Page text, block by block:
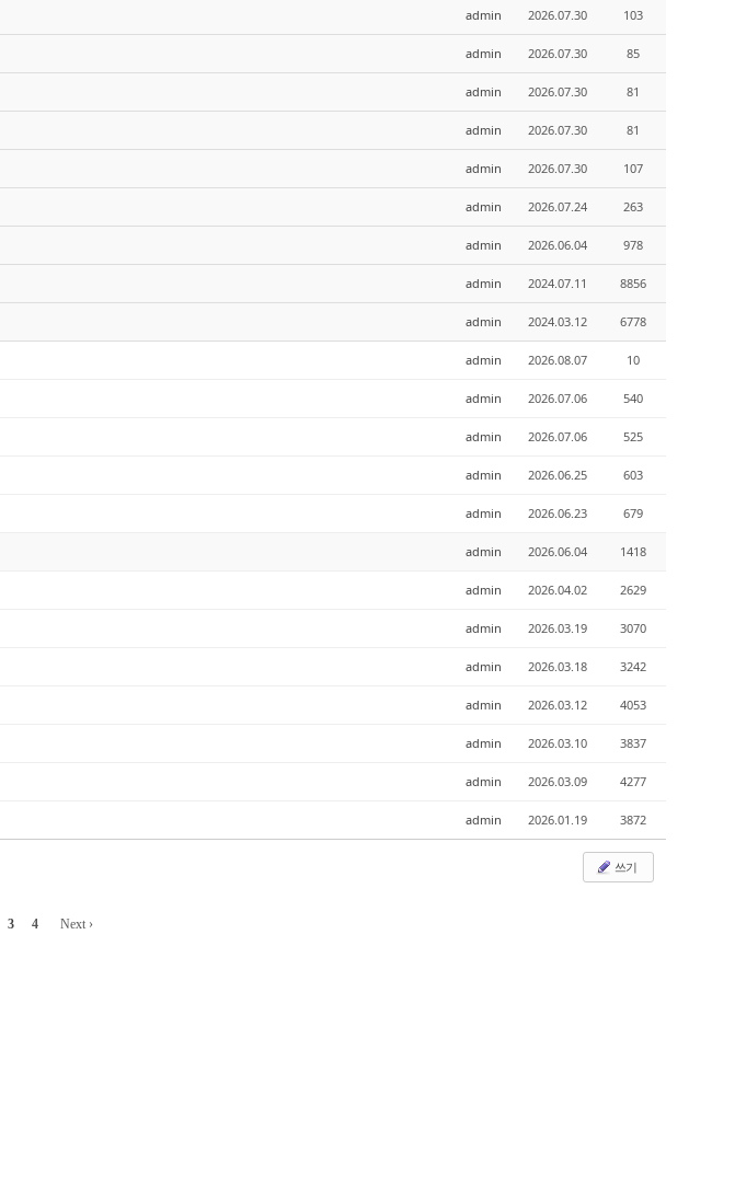
admin 2026.07.30 103
admin 2026.07.30 85
admin 2026.07.30 81
admin 2026.07.30 81
admin 2026.07.30 107
admin 2026.07.24 263
admin 2026.06.04 978
admin 2024.07.11 8856
admin 2024.03.12 6778
admin 2026.08.07 10
admin 2026.07.06 540
admin 2026.07.06 525
admin 2026.06.25 603
admin 2026.06.23 679
admin 2026.06.04 1418
admin 2026.04.02 2629
admin 2026.03.19 3070
admin 2026.03.18 3242
admin 2026.03.12 4053
admin 2026.03.10 3837
admin 2026.03.09 4277
admin 2026.01.19 3872
쓰기
3 4 Next ›